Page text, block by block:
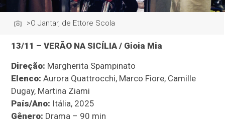
>O Jantar, de Ettore Scola
13/11 – VERÃO NA SICÍLIA / Gioia Mia
Direção: Margherita Spampinato
Elenco: Aurora Quattrocchi, Marco Fiore, Camille
Dugay, Martina Ziami
País/Ano: Itália, 2025
Gênero: Drama – 90 min